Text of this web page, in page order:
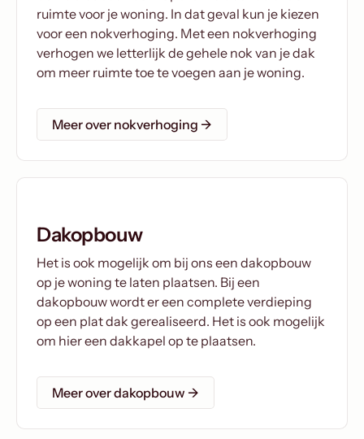
ruimte voor je woning. In dat geval kun je kiezen
voor een nokverhoging. Met een nokverhoging
verhogen we letterlijk de gehele nok van je dak
om meer ruimte toe te voegen aan je woning.
Meer over nokverhoging →
Dakopbouw
Het is ook mogelijk om bij ons een dakopbouw
op je woning te laten plaatsen. Bij een
dakopbouw wordt er een complete verdieping
op een plat dak gerealiseerd. Het is ook mogelijk
om hier een dakkapel op te plaatsen.
Meer over dakopbouw →